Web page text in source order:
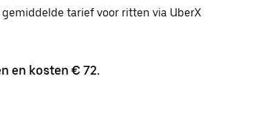
tarief voor ritten via UberX
en kosten € 72.